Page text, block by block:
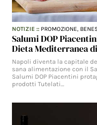
NOTIZIE :: PROMOZIONE,
Salumi DOP
Dieta Mediterranea
Napoli diventa la capitale
sana alimentazione con il
Salumi DOP Piacentini
prodotti Tutelati…